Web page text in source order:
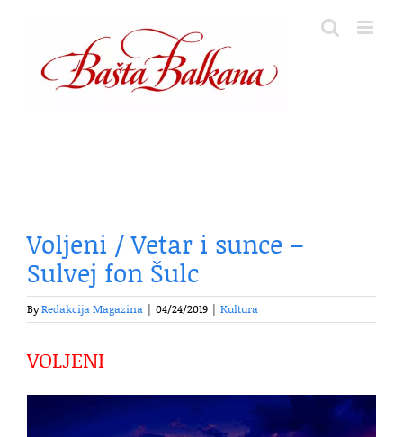
content
Voljeni / Vetar i sunce –
Sulvej fon Šulc
ByRedakcija Magazina 04/24/2019 Kultura
VOLJENI